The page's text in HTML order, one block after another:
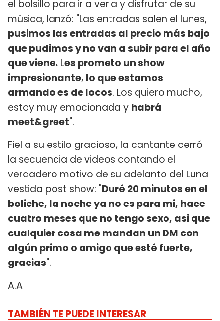
el bolsillo para ir a verla y disfrutar de su
música, lanzó: "Las entradas salen el lunes,
pusimos las entradas al precio más bajo
que pudimos y no van a subir para el año
que viene. Les prometo un show
impresionante, lo que estamos
armando es de locos. Los quiero mucho,
estoy muy emocionada y habrá
meet&greet".
Fiel a su estilo gracioso, la cantante cerró
la secuencia de videos contando el
verdadero motivo de su adelanto del Luna
vestida post show: "Duré 20 minutos en el
boliche, la noche ya no es para mi, hace
cuatro meses que no tengo sexo, asi que
cualquier cosa me mandan un DM con
algún primo o amigo que esté fuerte,
gracias".
A.A
TAMBIÉN TE PUEDE INTERESAR